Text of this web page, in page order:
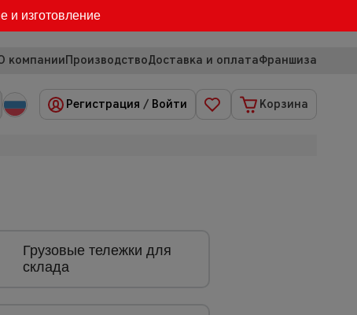
и изготовление
компанииПроизводствоДоставка и оплатаФраншиза
Регистрация / Войти Корзина
Грузовые тележки для
склада